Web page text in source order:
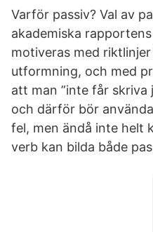
Varför passiv? Val av
akademiska
motiveras med
utformning, och med
att man ”inte får skriva
och därför bör
fel, men ändå inte helt
verb kan bilda både